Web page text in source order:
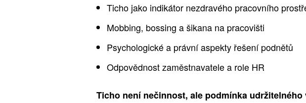
Ticho jako indikátor nezdravého pracovního
Mobbing, bossing a šikana na pracovišti
Psychologické a právní aspekty řešení podnětů
Odpovědnost zaměstnavatele a role HR
Ticho není nečinnost, ale podmínka udržitelného